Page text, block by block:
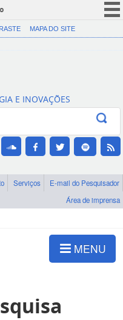
CORONAVÍRUS (COVID-19)
Canais
MAPA DO SITE
E INOVAÇÕES
Serviços
E-mail do Pesquisador
Área de imprensa
MENU